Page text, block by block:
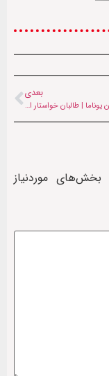
بعدی
در دیدار با معاون یوناما | طالبان خواستار ادامه کمک‌های بشردوستانه بدون ملاحظات سیاسی
بخش‌های موردنیاز